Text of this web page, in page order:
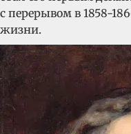
с перерывом в 1858-
жизни.